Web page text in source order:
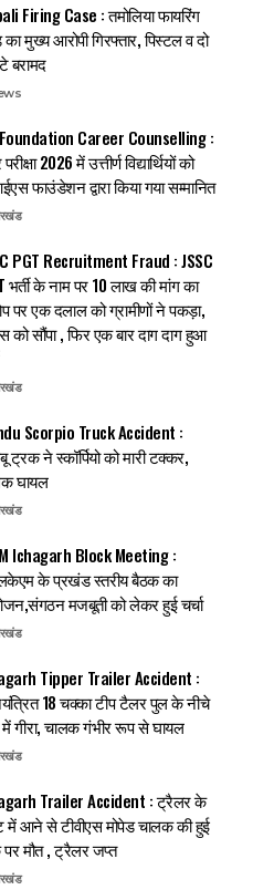
Firing Case : तमोलिया फायरिंग
मुख्य आरोपी गिरफ्तार, पिस्टल व दो
बरामद
Career Counselling :
2026 में उत्तीर्ण विद्यार्थियों को
फाउंडेशन द्वारा किया गया सम्मानित
PGT Recruitment Fraud : JSSC
भर्ती के नाम पर 10 लाख की मांग का
पर एक दलाल को ग्रामीणों ने पकड़ा,
को सौंपा , फिर एक बार दाग दाग हुआ
Scorpio Truck Accident :
ट्रक ने स्कॉर्पियो को मारी टक्कर,
घायल
Ichagarh Block Meeting :
के प्रखंड स्तरीय बैठक का
मजबूती को लेकर हुई चर्चा
Tipper Trailer Accident :
18 चक्का टीप टैलर पुल के नीचे
गीरा, चालक गंभीर रूप से घायल
Trailer Accident : ट्रैलर के
में आने से टीवीएस मोपेड चालक की हुई
पर मौत , ट्रैलर जप्त